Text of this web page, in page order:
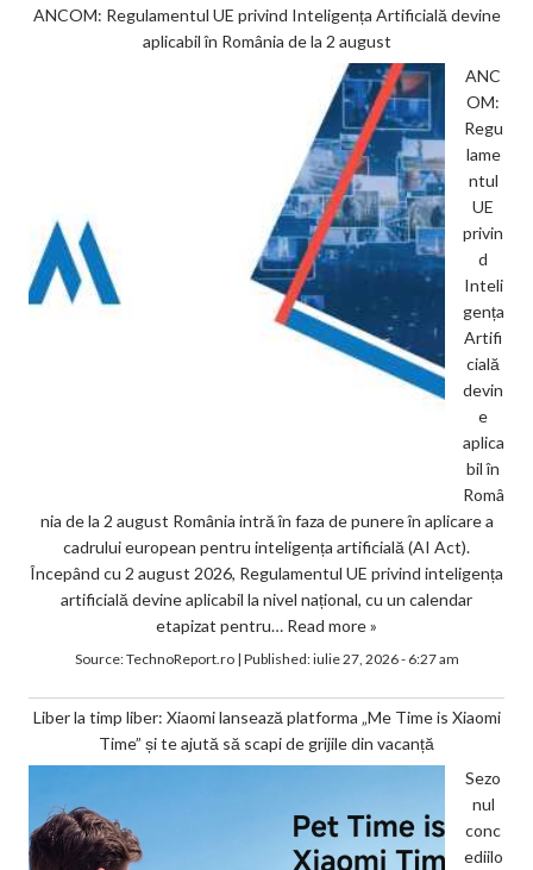
ANCOM: Regulamentul UE privind Inteligența Artificială devine
aplicabil în România de la 2 august
ANC
OM:
Regu
lame
ntul
UE
privin
d
Inteli
gența
Artifi
cială
devin
e
aplica
bil în
Româ
nia de la 2 august România intră în faza de punere în aplicare a
cadrului european pentru inteligența artificială (AI Act).
Începând cu 2 august 2026, Regulamentul UE privind inteligența
artificială devine aplicabil la nivel național, cu un calendar
etapizat pentru… Read more »
Source:TechnoReport.ro| Published:iulie 27, 2026 - 6:27 am
Liber la timp liber: Xiaomi lansează platforma „Me Time is Xiaomi
Time” și te ajută să scapi de grijile din vacanță
Sezo
nul
conc
ediilo